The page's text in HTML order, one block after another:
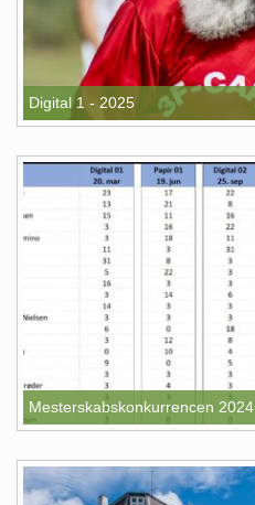
Digital 1 - 2025
Mesterskabskonkurrencen 2024